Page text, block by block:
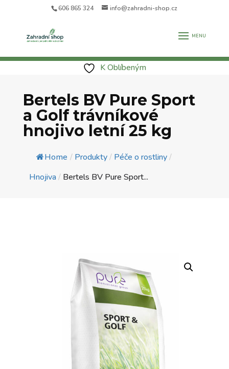
606 865 324 info@zahradni-shop.cz
K Oblíbeným
Bertels BV Pure Sport
a Golf trávníkové
hnojivo letní 25 kg
Home / Produkty/ Péče o rostliny/
Hnojiva/ Bertels BV Pure Sport...